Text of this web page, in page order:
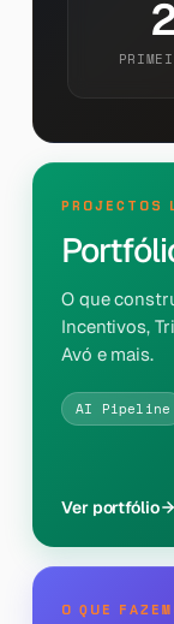
PROJECTOS
O que
Incentivos,
Avó e mais.
AI Pipeline
Ver portfólio
O QUE